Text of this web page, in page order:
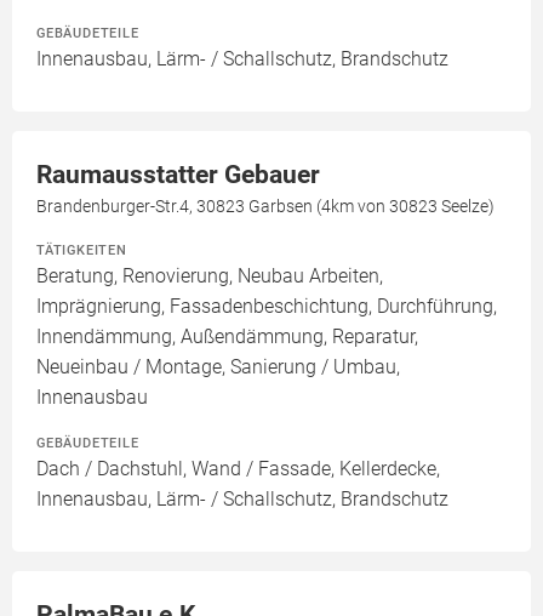
GEBÄUDETEILE
Innenausbau, Lärm- / Schallschutz, Brandschutz
Raumausstatter Gebauer
Brandenburger-Str.4, 30823 Garbsen (4km von 30823 Seelze)
TÄTIGKEITEN
Beratung, Renovierung, Neubau Arbeiten,
Imprägnierung, Fassadenbeschichtung, Durchführung,
Innendämmung, Außendämmung, Reparatur,
Neueinbau / Montage, Sanierung / Umbau,
Innenausbau
GEBÄUDETEILE
Dach / Dachstuhl, Wand / Fassade, Kellerdecke,
Innenausbau, Lärm- / Schallschutz, Brandschutz